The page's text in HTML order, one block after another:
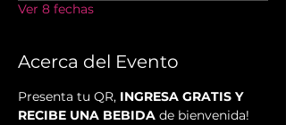
Ver 8 fechas
Acerca del Evento
Presenta tu QR, INGRESA GRATIS Y
RECIBE UNA BEBIDA de bienvenida!